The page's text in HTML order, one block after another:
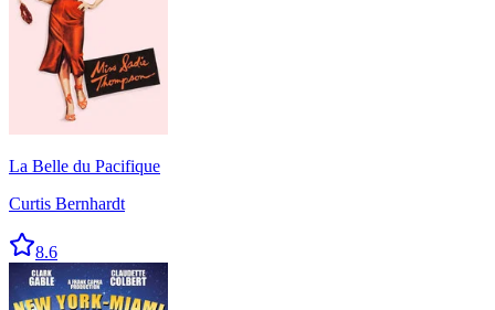
La Belle du Pacifique
Curtis Bernhardt
8.6